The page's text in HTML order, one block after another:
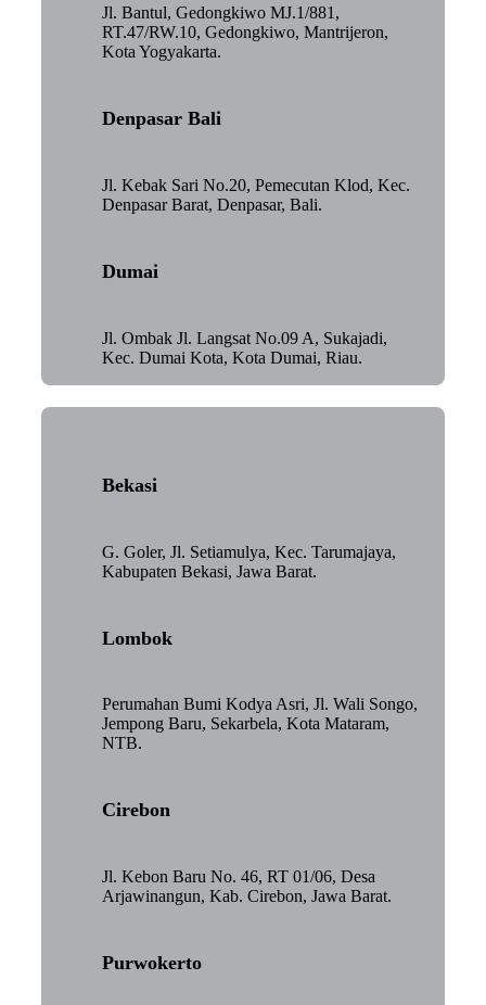
Jl. Bantul, Gedongkiwo MJ.1/881,
RT.47/RW.10, Gedongkiwo, Mantrijeron,
Kota Yogyakarta.
Denpasar Bali
Jl. Kebak Sari No.20, Pemecutan Klod, Kec.
Denpasar Barat, Denpasar, Bali.
Dumai
Jl. Ombak Jl. Langsat No.09 A, Sukajadi,
Kec. Dumai Kota, Kota Dumai, Riau.
Bekasi
G. Goler, Jl. Setiamulya, Kec. Tarumajaya,
Kabupaten Bekasi, Jawa Barat.
Lombok
Perumahan Bumi Kodya Asri, Jl. Wali Songo,
Jempong Baru, Sekarbela, Kota Mataram,
NTB.
Cirebon
Jl. Kebon Baru No. 46, RT 01/06, Desa
Arjawinangun, Kab. Cirebon, Jawa Barat.
Purwokerto